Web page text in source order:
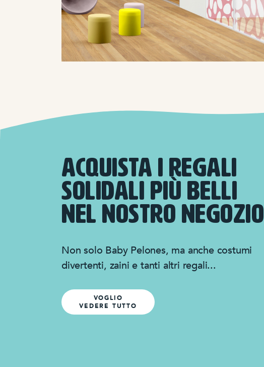
ACQUISTA I REGALI
SOLIDALI PIÙ BELLI
NEL NOSTRO NEGOZIO
Non solo Baby Pelones, ma anche costumi
divertenti, zaini e tanti altri regali...
VOGLIO
VEDERE TUTTO